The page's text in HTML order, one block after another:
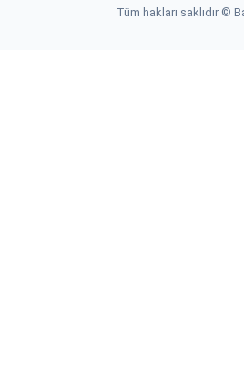
Tüm hakları saklıdır ©